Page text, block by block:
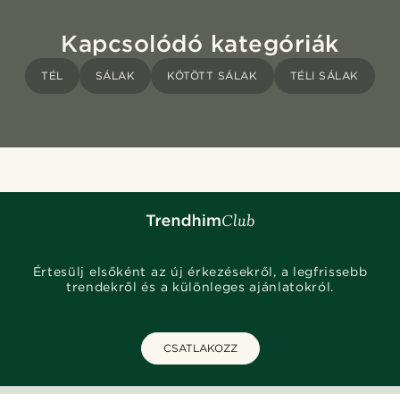
Kapcsolódó kategóriák
TÉL SÁLAK KÖTÖTT SÁLAK TÉLI SÁLAK
Értesülj elsőként az új érkezésekről, a legfrissebb
trendekről és a különleges ajánlatokról.
CSATLAKOZZ